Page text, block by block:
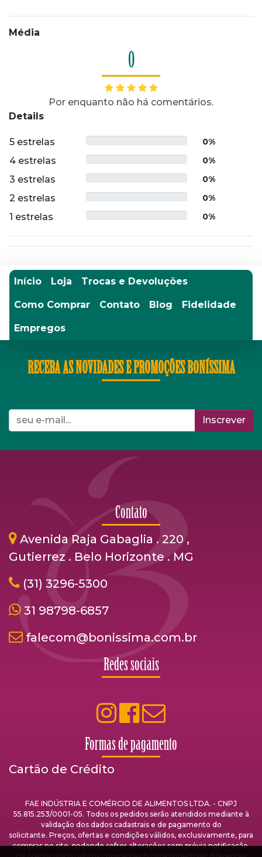
Média
0
Por enquanto não há comentários.
Details
5 estrelas 0%
4 estrelas 0%
3 estrelas 0%
2 estrelas 0%
1 estrelas 0%
Início Loja Trocas e Devoluções
Como Comprar Contato Blog Fidelidade
Empregos
RECEBA AS NOVIDADES E PROMOÇÕES BONÍSSIMA
Inscrever
Contato
Avenida Raja Gabaglia . 220 ,
Gutierrez . Belo Horizonte . MG
(31) 3296-5300
31 98798-6857
falecom@bonissima.com.br
Redes sociais
Formas de pagamento
Cartão de Crédito
FAE INDÚSTRIA E COMÉRCIO DE ALIMENTOS LTDA. - CNPJ
55.815.253/0001-05. Todos os pedidos serão atendidos mediante à
validação dos dados cadastrais e de pagamento do
solicitante. Preços, ofertas e condições válidos, exclusivamente, para
compras no site, podendo sofrer alterações sem prévia notificação.